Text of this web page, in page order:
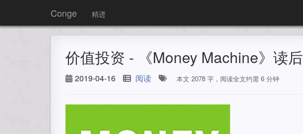
Conge 精进
价值投资 - 《Money Machine》读后
2019-04-16 阅读 本文 2078 字，阅读全文约需 6 分钟